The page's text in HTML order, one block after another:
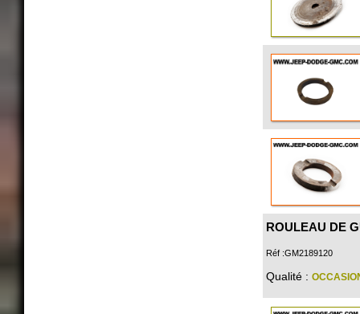
ROULEAU DE
Réf :GM2189120
Qualité :